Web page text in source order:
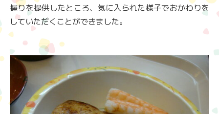
握りを提供したところ、気に入られた様子でおかわりを
していただくことができました。